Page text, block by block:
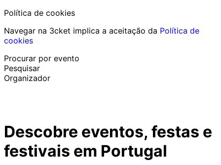
Política de cookies
Navegar na 3cket implica a aceitação da Política de
cookies
Procurar por evento
Pesquisar
Organizador
Ajuda ao participantePerdi o meu bilhete
Login Promover evento
Descobre eventos, festas e
festivais em Portugal